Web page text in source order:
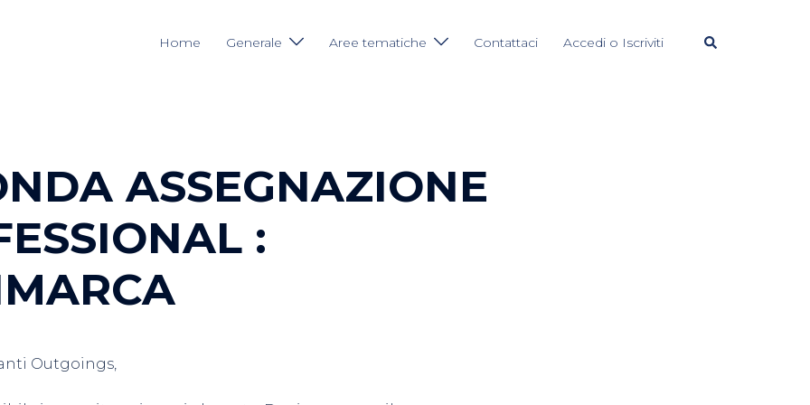
Home Generale Aree tematiche Contattaci Accedi o Iscriviti Cerca
ASSEGNAZIONE
:
Outgoings,